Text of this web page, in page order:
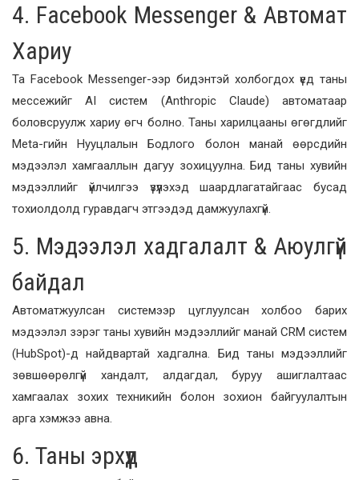
4. Facebook Messenger & Автомат
Хариу
Та Facebook Messenger-ээр бидэнтэй холбогдох үед таны
мессежийг AI систем (Anthropic Claude) автоматаар
боловсруулж хариу өгч болно. Таны харилцааны өгөгдлийг
Meta-гийн Нууцлалын Бодлого болон манай өөрсдийн
мэдээлэл хамгааллын дагуу зохицуулна. Бид таны хувийн
мэдээллийг үйлчилгээ үзүүлэхэд шаардлагатайгаас бусад
тохиолдолд гуравдагч этгээдэд дамжуулахгүй.
5. Мэдээлэл хадгалалт & Аюулгүй
байдал
Автоматжуулсан системээр цуглуулсан холбоо барих
мэдээлэл зэрэг таны хувийн мэдээллийг манай CRM систем
(HubSpot)-д найдвартай хадгална. Бид таны мэдээллийг
зөвшөөрөлгүй хандалт, алдагдал, буруу ашиглалтаас
хамгаалах зохих техникийн болон зохион байгуулалтын
арга хэмжээ авна.
6. Таны эрхүүд